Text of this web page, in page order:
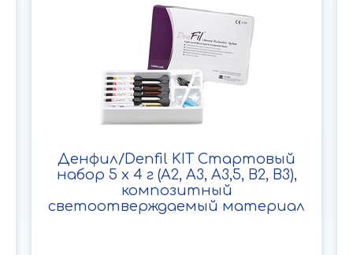
Денфил/Denfil KIT Стартовый
набор 5 х 4 г (A2, A3, A3,5, B2, B3),
композитный
светоотверждаемый материал